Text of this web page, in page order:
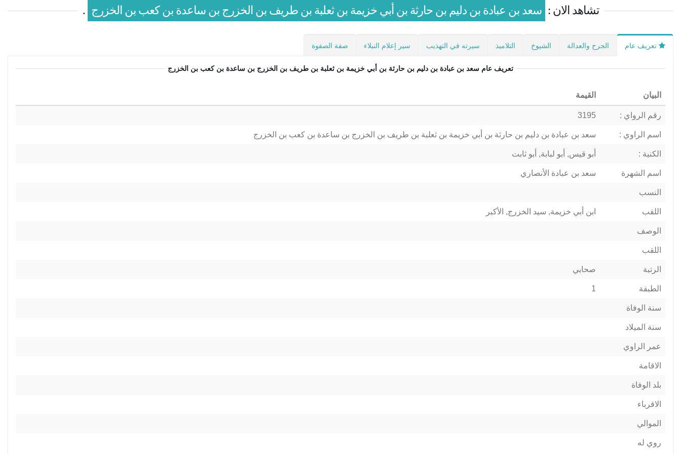
تشاهد الان : سعد بن عبادة بن دليم بن حارثة بن أبي خزيمة بن ثعلبة بن طريف بن الخزرج بن ساعدة بن كعب بن الخزرج .
تعريف عام الجرح والعدالة الشيوخ التلاميذ سيرته في التهذيب سير إعلام النبلاء صفة الصفوة
تعريف عام سعد بن عبادة بن دليم بن حارثة بن أبي خزيمة بن ثعلبة بن طريف بن الخزرج بن ساعدة بن كعب بن الخزرج
البيان القيمة
رقم الرواي : 3195
اسم الراوي : سعد بن عبادة بن دليم بن حارثة بن أبي خزيمة بن ثعلبة بن طريف بن الخزرج بن ساعدة بن كعب بن الخزرج
الكنية : أبو قيس, أبو لبابة, أبو ثابت
اسم الشهرة سعد بن عبادة الأنصاري
النسب
اللقب ابن أبي خزيمة, سيد الخزرج, الأكبر
الوصف
اللقب
الرتبة صحابي
الطبقة 1
سنة الوفاة
سنة الميلاد
عمر الراوي
الاقامة
بلد الوفاة
الاقرباء
الموالي
روي له